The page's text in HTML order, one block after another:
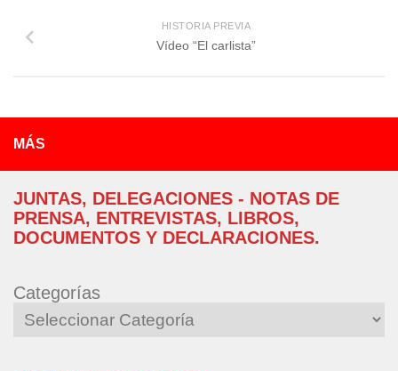
HISTORIA PREVIA
Vídeo “El carlista”
MÁS
JUNTAS, DELEGACIONES - NOTAS DE
PRENSA, ENTREVISTAS, LIBROS,
DOCUMENTOS Y DECLARACIONES.
Categorías